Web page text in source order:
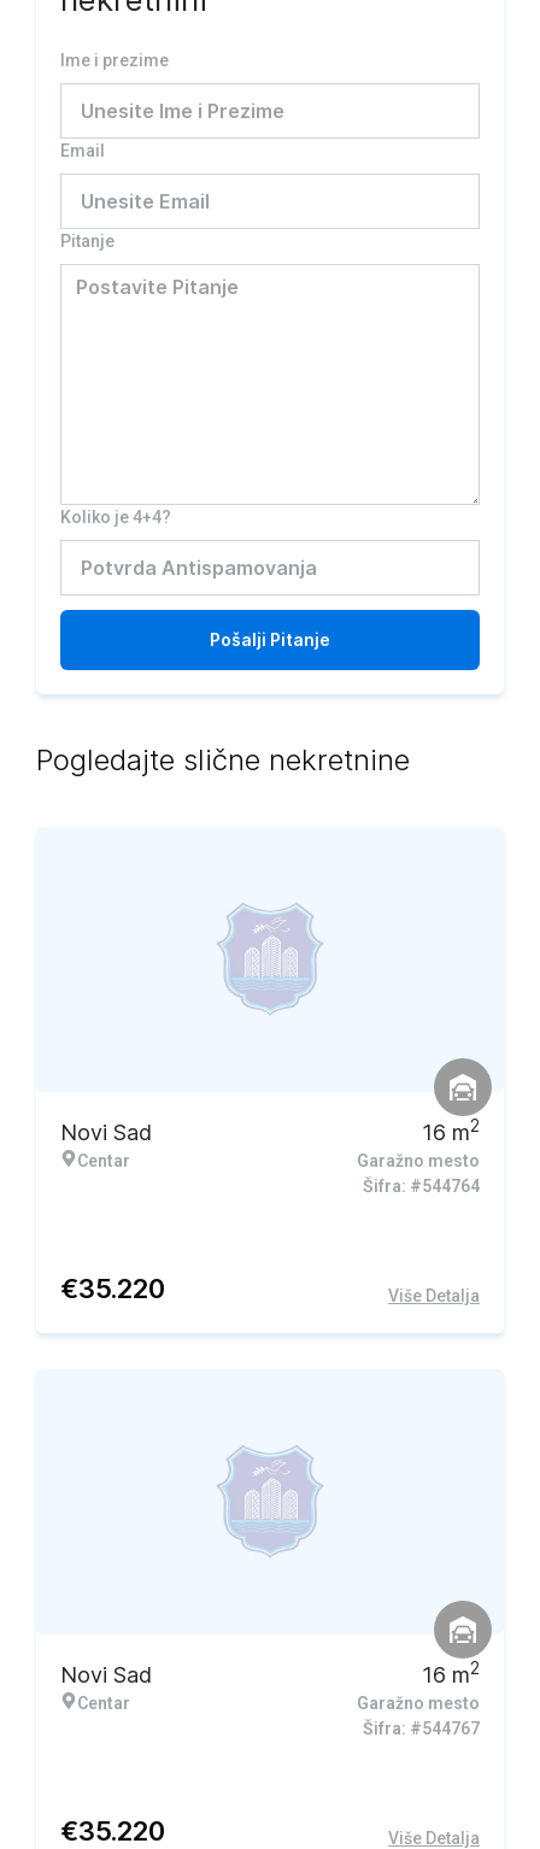
Ime i prezime
Email
Pitanje
Koliko je 4+4?
Pošalji Pitanje
Pogledajte slične nekretnine
Novi Sad
Centar
16 m2
Garažno mesto
Šifra: #544764
€35.220 Više Detalja
Novi Sad
Centar
16 m2
Garažno mesto
Šifra: #544767
€35.220 Više Detalja